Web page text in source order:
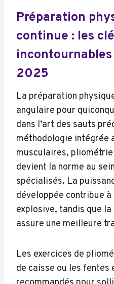
Préparation
continue : les
2025
La préparation
angulaire pour
dans l’art des sauts
méthodologie intégrée
musculaires,
devient la norme au
spécialisés. La
développée contribue
explosive, tandis que
assure une meilleure
Les exercices de
de caisse ou les fentes